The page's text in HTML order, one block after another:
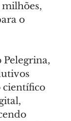
milhões,
o
Pelegrina,
científico